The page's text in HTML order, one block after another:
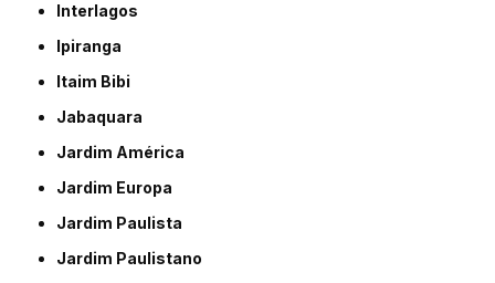
Interlagos
Ipiranga
Itaim Bibi
Jabaquara
Jardim América
Jardim Europa
Jardim Paulista
Jardim Paulistano